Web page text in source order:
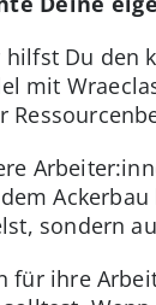
Du
mit
sondern
ihre